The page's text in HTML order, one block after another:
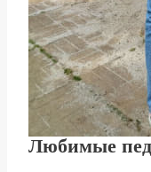
Любимые